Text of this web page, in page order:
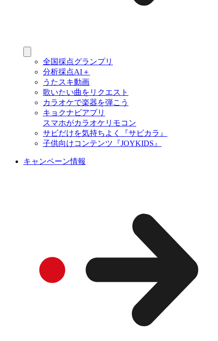
全国採点グランプリ
分析採点AI＋
うたスキ動画
歌いたい曲をリクエスト
カラオケで楽器を弾こう
キョクナビアプリ
スマホがカラオケリモコン
サビだけを気持ちよく『サビカラ』
子供向けコンテンツ『JOYKIDS』
キャンペーン情報